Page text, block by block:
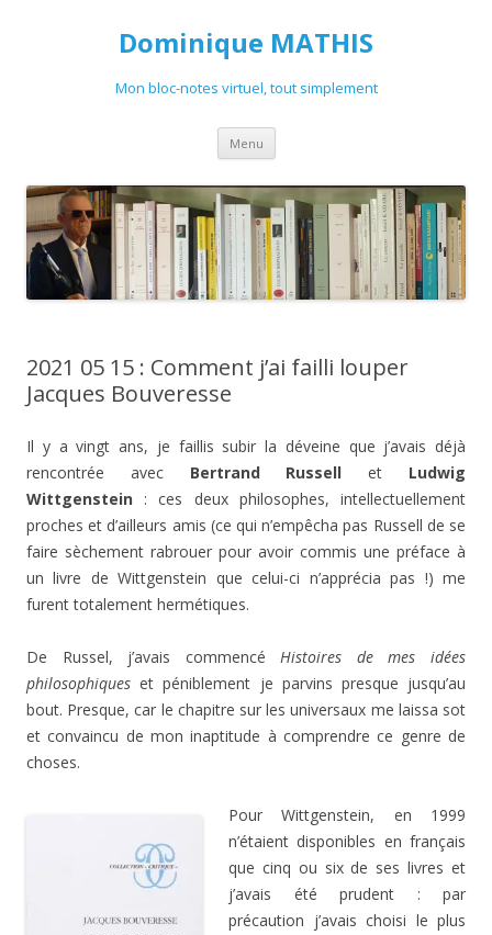
Dominique MATHIS
Mon bloc-notes virtuel, tout simplement
Menu Aller
contenu
2021 05 15 : Comment j’ai failli louper
Jacques Bouveresse
Il y a vingt ans, je faillis subir la déveine que j’avais déjà
rencontrée avec Bertrand Russell et Ludwig
Wittgenstein : ces deux philosophes, intellectuellement
proches et d’ailleurs amis (ce qui n’empêcha pas Russell de se
faire sèchement rabrouer pour avoir commis une préface à
un livre de Wittgenstein que celui-ci n’apprécia pas !) me
furent totalement hermétiques.
De Russel, j’avais commencéHistoires de mes idées
philosophiques et péniblement je parvins presque jusqu’au
bout. Presque, car le chapitre sur les universaux me laissa sot
et convaincu de mon inaptitude à comprendre ce genre de
choses.
Pour Wittgenstein, en 1999
n’étaient disponibles en français
que cinq ou six de ses livres et
j’avais été prudent : par
précaution j’avais choisi le plus